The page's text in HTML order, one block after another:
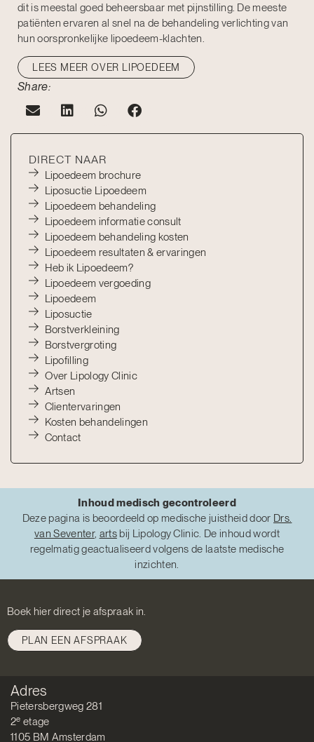
dit is meestal goed beheersbaar met pijnstilling. De meeste
patiënten ervaren al snel na de behandeling verlichting van
hun oorspronkelijke lipoedeem-klachten.
LEES MEER OVER LIPOEDEEM
Share:
DIRECT NAAR
Lipoedeem brochure
Liposuctie Lipoedeem
Lipoedeem behandeling
Lipoedeem informatie consult
Lipoedeem behandeling kosten
Lipoedeem resultaten & ervaringen
Heb ik Lipoedeem?
Lipoedeem vergoeding
Lipoedeem
Liposuctie
Borstverkleining
Borstvergroting
Lipofilling
Over Lipology Clinic
Artsen
Clientervaringen
Kosten behandelingen
Contact
Inhoud medisch gecontroleerd
Deze pagina is beoordeeld op medische juistheid door Drs.
van Seventer, artsbij Lipology Clinic. De inhoud wordt
regelmatig geactualiseerd volgens de laatste medische
inzichten.
Boek hier direct je afspraak in.
PLAN EEN AFSPRAAK
Adres
Pietersbergweg 281
2e etage
1105 BM Amsterdam